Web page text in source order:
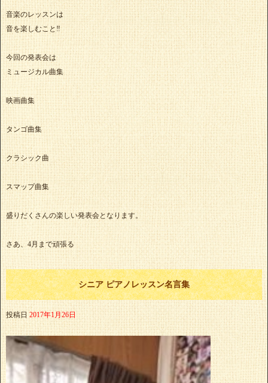
音楽のレッスンは
音を楽しむこと‼️
今回の発表会は
ミュージカル曲集
映画曲集
タンゴ曲集
クラシック曲
スマップ曲集
盛りだくさんの楽しい発表会となります。
さあ、4月まで頑張る
シニア ピアノレッスン名言集
投稿日 2017年1月26日